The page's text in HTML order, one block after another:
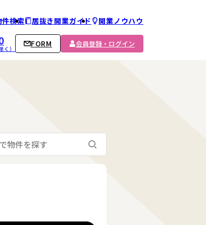
件検索 居抜き開業ガイド 開業ノウハウ
）
FORM 会員登録・ログイン
検索する
る